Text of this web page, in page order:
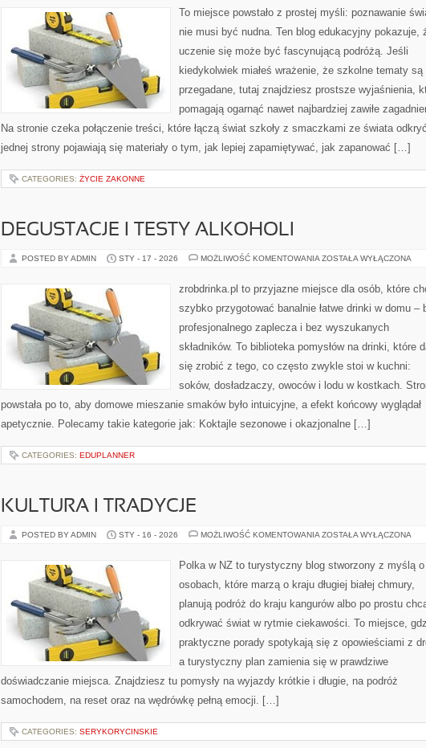
To miejsce powstało z prostej myśli: poznawanie
nie musi być nudna. Ten blog edukacyjny pokazuje,
uczenie się może być fascynującą podróżą. Jeśli
kiedykolwiek miałeś wrażenie, że szkolne tematy są
przegadane, tutaj znajdziesz prostsze wyjaśnienia,
pomagają ogarnąć nawet najbardziej zawiłe
Na stronie czeka połączenie treści, które łączą świat szkoły z smaczkami ze świata
jednej strony pojawiają się materiały o tym, jak lepiej zapamiętywać, jak zapanować […]
CATEGORIES: ŻYCIE ZAKONNE
DEGUSTACJE I TESTY ALKOHOLI
POSTED BY ADMIN STY - 17 - 2026 MOŻLIWOŚĆ KOMENTOWANIA DEGUSTACJE
ALKOHOLI
ZOSTAŁA WYŁĄCZONA
zrobdrinka.pl to przyjazne miejsce dla osób, które
szybko przygotować banalnie łatwe drinki w domu –
profesjonalnego zaplecza i bez wyszukanych
składników. To biblioteka pomysłów na drinki, które
się zrobić z tego, co często zwykle stoi w kuchni:
soków, dosładzaczy, owoców i lodu w kostkach.
powstała po to, aby domowe mieszanie smaków było intuicyjne, a efekt końcowy wyglądał
apetycznie. Polecamy takie kategorie jak: Koktajle sezonowe i okazjonalne […]
CATEGORIES: EDUPLANNER
KULTURA I TRADYCJE
POSTED BY ADMIN STY - 16 - 2026 MOŻLIWOŚĆ KOMENTOWANIA KULTURA
ZOSTAŁA WYŁĄCZONA
Polka w NZ to turystyczny blog stworzony z myślą o
osobach, które marzą o kraju długiej białej chmury,
planują podróż do kraju kangurów albo po prostu
odkrywać świat w rytmie ciekawości. To miejsce,
praktyczne porady spotykają się z opowieściami z
a turystyczny plan zamienia się w prawdziwe
doświadczanie miejsca. Znajdziesz tu pomysły na wyjazdy krótkie i długie, na podróż
samochodem, na reset oraz na wędrówkę pełną emocji. […]
CATEGORIES: SERYKORYCINSKIE